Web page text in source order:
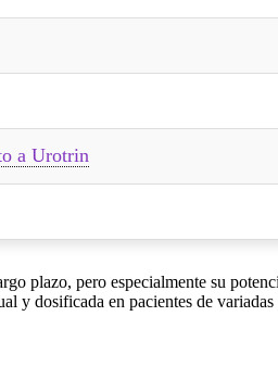
a Urotrin
plazo, pero especialmente su
y dosificada en pacientes de